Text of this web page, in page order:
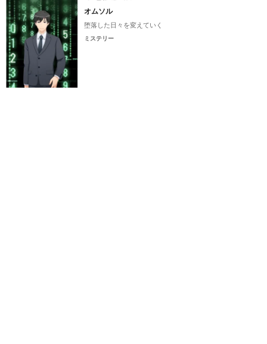
オムソル
堕落した日々を変えていく
ミステリー